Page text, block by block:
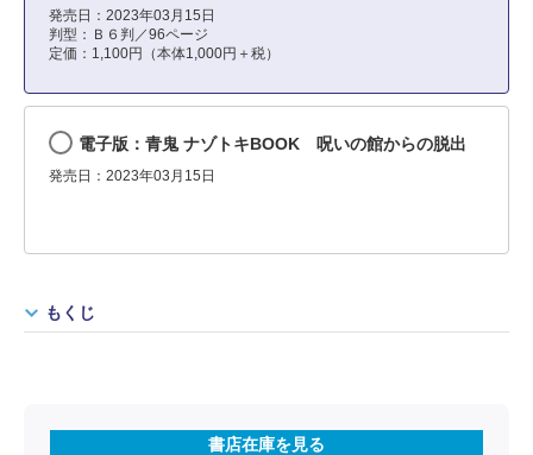
発売日：2023年03月15日
判型：Ｂ６判／96ページ
定価：1,100円（本体1,000円＋税）
電子版：青鬼 ナゾトキBOOK 呪いの館からの脱出
発売日：2023年03月15日
もくじ
書店在庫を見る